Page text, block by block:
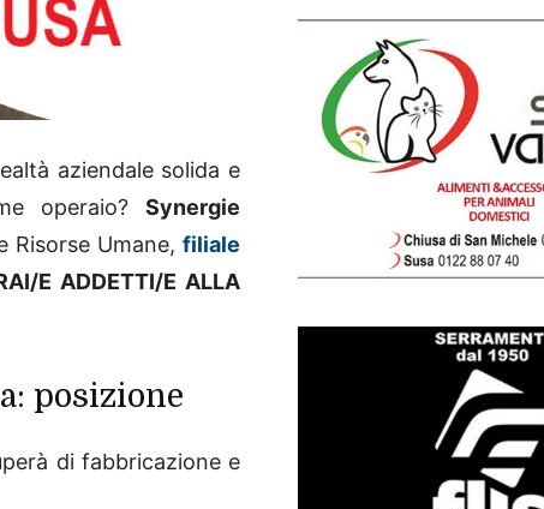
aziendale solida e
operaio? Synergie
Risorse Umane, filiale
E ADDETTI/E ALLA
posizione
di fabbricazione e